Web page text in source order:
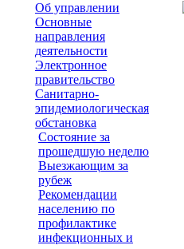
Об управлении
Основные
направления
деятельности
Электронное
правительство
Санитарно-
эпидемиологическая
обстановка
Состояние за
прошедшую неделю
Выезжающим за
рубеж
Рекомендации
населению по
профилактике
инфекционных и